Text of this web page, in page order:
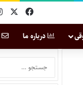
درباره ما